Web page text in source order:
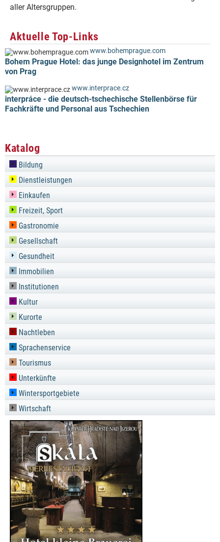
aller Altersgruppen.
Aktuelle Top-Links
www.bohemprague.com
Bohem Prague Hotel: das junge Designhotel im Zentrum
von Prag
www.interprace.cz
interpráce - die deutsch-tschechische Stellenbörse für
Fachkräfte und Personal aus Tschechien
Katalog
Bildung
Dienstleistungen
Einkaufen
Freizeit, Sport
Gastronomie
Gesellschaft
Gesundheit
Immobilien
Institutionen
Kultur
Kurorte
Nachtleben
Sprachenservice
Tourismus
Unterkünfte
Wintersportgebiete
Wirtschaft